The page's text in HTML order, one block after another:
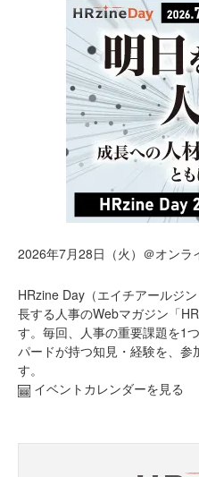
2026年7月28日（火）＠オンラ
HRzine Day（エイチアールジ
長する人事のWebマガジン「
す。毎回、人事の重要課題を1
パードが持つ知見・経験を、参
す。
イベントカレンダーを見る